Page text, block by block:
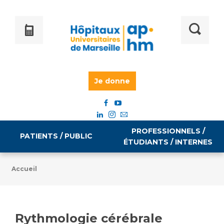
Je donne
PATIENTS / PUBLIC
PROFESSIONNELS /
ÉTUDIANTS / INTERNES
Emploi / formation
Accueil
Rythmologie cérébrale